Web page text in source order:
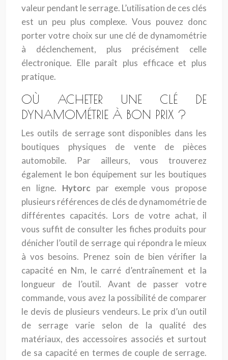
valeur pendant le serrage. L’utilisation de ces clés
est un peu plus complexe. Vous pouvez donc
porter votre choix sur une clé de dynamométrie
à déclenchement, plus précisément celle
électronique. Elle paraît plus efficace et plus
pratique.
OÙ ACHETER UNE CLÉ DE
DYNAMOMÉTRIE À BON PRIX ?
Les outils de serrage sont disponibles dans les
boutiques physiques de vente de pièces
automobile. Par ailleurs, vous trouverez
également le bon équipement sur les boutiques
en ligne. Hytorc par exemple vous propose
plusieurs références de clés de dynamométrie de
différentes capacités. Lors de votre achat, il
vous suffit de consulter les fiches produits pour
dénicher l’outil de serrage qui répondra le mieux
à vos besoins. Prenez soin de bien vérifier la
capacité en Nm, le carré d’entraînement et la
longueur de l’outil. Avant de passer votre
commande, vous avez la possibilité de comparer
le devis de plusieurs vendeurs. Le prix d’un outil
de serrage varie selon de la qualité des
matériaux, des accessoires associés et surtout
de sa capacité en termes de couple de serrage.